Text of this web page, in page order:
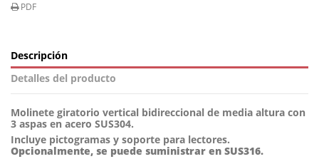
PDF
Descripción
Detalles del producto
Molinete giratorio vertical bidireccional de media altura con
3 aspas en acero SUS304.
Incluye pictogramas y soporte para lectores.
Opcionalmente, se puede suministrar en SUS316.